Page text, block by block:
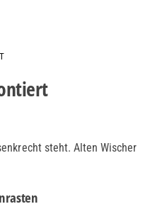
steht. Alten Wischer